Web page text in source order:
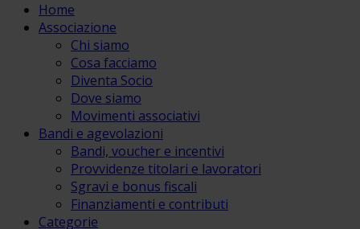
Home
Associazione
Chi siamo
Cosa facciamo
Diventa Socio
Dove siamo
Movimenti associativi
Bandi e agevolazioni
Bandi, voucher e incentivi
Provvidenze titolari e lavoratori
Sgravi e bonus fiscali
Finanziamenti e contributi
Categorie